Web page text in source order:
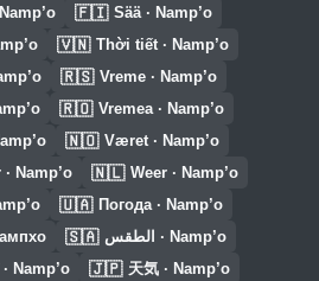
🇫🇮 Sää · Namp’o
🇻🇳 Thời tiết · Namp’o
🇷🇸 Vreme · Namp’o
🇷🇴 Vremea · Namp’o
🇳🇴 Været · Namp’o
Namp’o 🇳🇱 Weer · Namp’o
🇺🇦 Погода · Namp’o
🇸🇦 الطقس · Namp’o
Namp’o 🇯🇵 天気 · Namp’o